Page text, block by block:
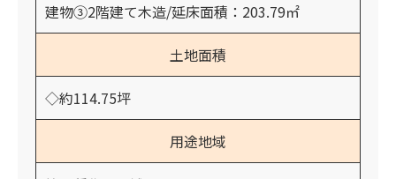
建物③2階建て木造/延床面積：203.79㎡
土地面積
◇約114.75坪
用途地域